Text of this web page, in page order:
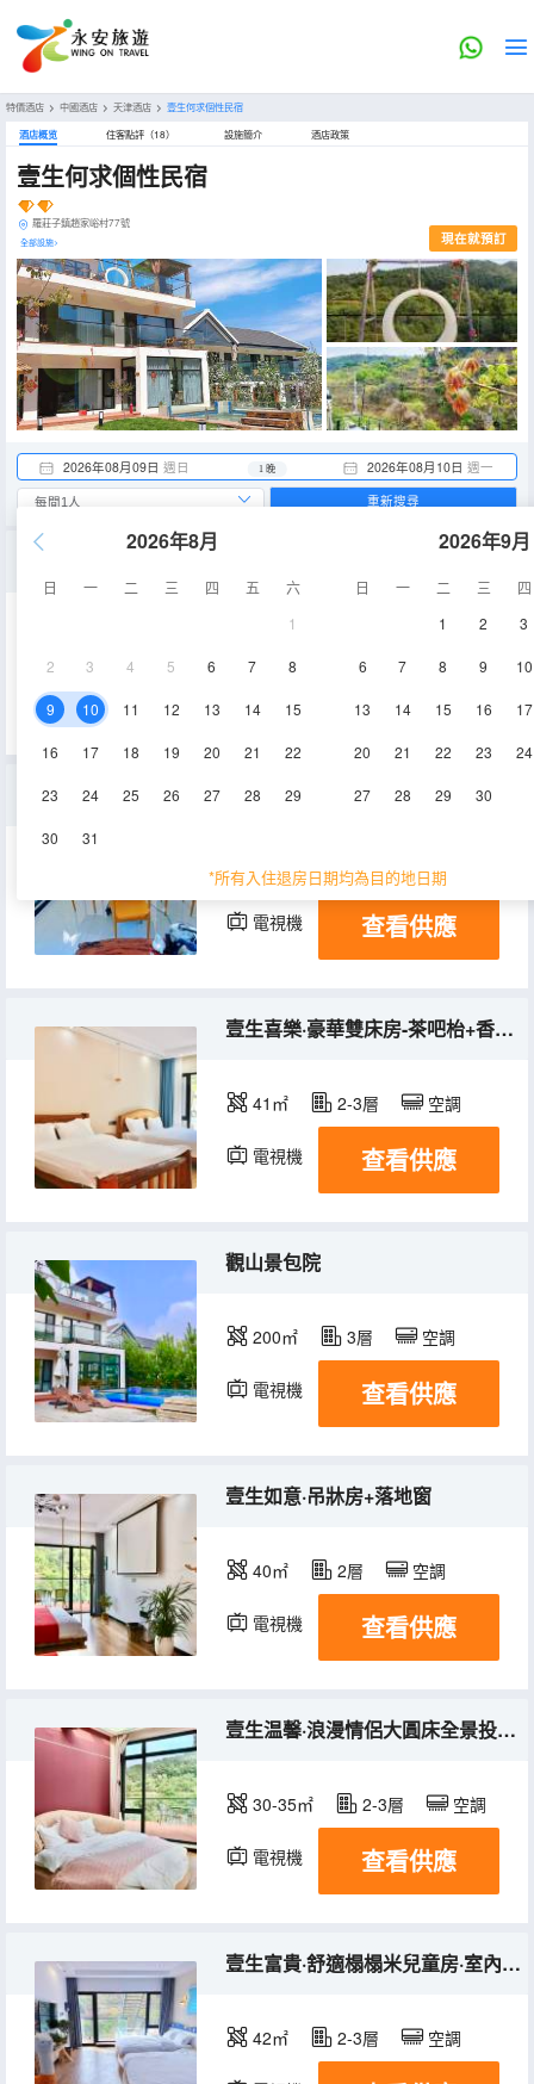
特價酒店 > 中國酒店 > 天津酒店 > 壹生何求個性民宿
酒店概览 住客點評（18） 設施簡介 酒店政策
壹生何求個性民宿
羅莊子鎮趙家峪村77號
全部設施> 現在就預訂
2026年08月09日 週日 2026年08月10日 週一
1 晚
2026年8月
日 一 二 三 四 五
六
1
2 3 4 5 6 7 8
9 10 11 12 13 14 15
16 17 18 19 20 21 22
23 24 25 26 27 28 29
30 31
2026年9月
日 一 二 三
四
1
2 3
6 7 8 9 10
13 14 15 16 17
20 21 22 23 24
27 28 29 30
*所有入住退房日期均為目的地日期
重新搜尋
30-35㎡ 空調
壹生安康·精品雙床山景房+落地窗
41㎡ 1層 空調
電視機 查看供應
壹生喜樂·豪華雙床房-茶吧枱+香椿木床+落地窗
41㎡ 2-3層 空調
電視機 查看供應
觀山景包院
200㎡ 3層 空調
電視機 查看供應
壹生如意·吊牀房+落地窗
40㎡ 2層 空調
電視機 查看供應
壹生温馨·浪漫情侶大圓床全景投影浴缸房+落地窗
30-35㎡ 2-3層 空調
電視機 查看供應
壹生富貴·舒適榻榻米兒童房·室內帳篷+積木+圖書
42㎡ 2-3層 空調